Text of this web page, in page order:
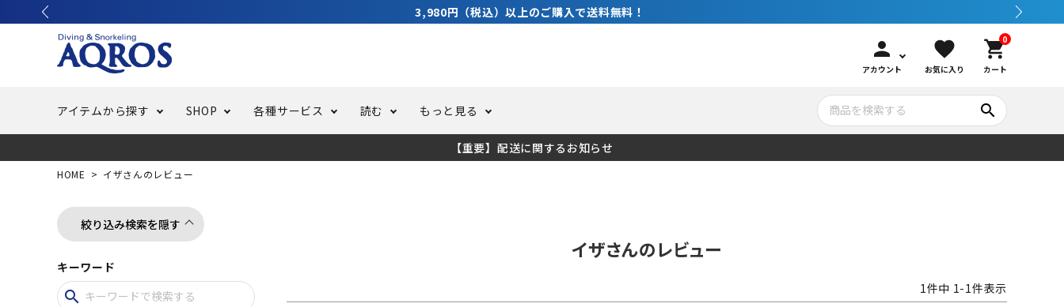
3,980円（税込）以上のご購入で送料無料！
person
アカウント
favorite
お気に入り
0
shopping_cart
カート
アイテムから探す
ラッシュガード・水着・マリンウェア
フリースタイルダイビング
バッグ・ケース
SHOP
池袋店／IKEBUKURO
各種サービス
バッテリー交換
読む
ニュース
でしか
もっと見る
ご利用ガイド
LINE ID連携でお買い物が便利に
求人
search
【重要】配送に関するお知らせ
HOME イザさんのレビュー
絞り込み検索を隠す
キーワード
search
イザさんのレビュー
1件中 1-1件表示